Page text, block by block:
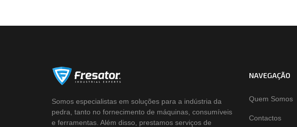
Somos especialistas em soluções para a indústria da
pedra, tanto no fornecimento de máquinas, consumíveis
e ferramentas. Além disso, prestamos serviços de
NAVEGAÇÃO
Quem Somos
Contactos